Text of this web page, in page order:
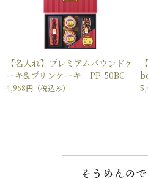
【名入れ】プレミアムパウンドケ
ーキ&プリンケーキ PP-50BC
4,968円 （税込み）